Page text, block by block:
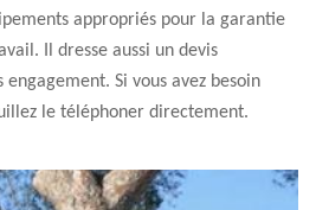
appropriés pour la garantie
Il dresse aussi un devis
Si vous avez besoin
le téléphoner directement.